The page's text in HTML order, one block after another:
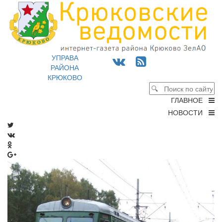
УПРАВА
РАЙОНА
КРЮКОВО
ГЛАВНОЕ
НОВОСТИ